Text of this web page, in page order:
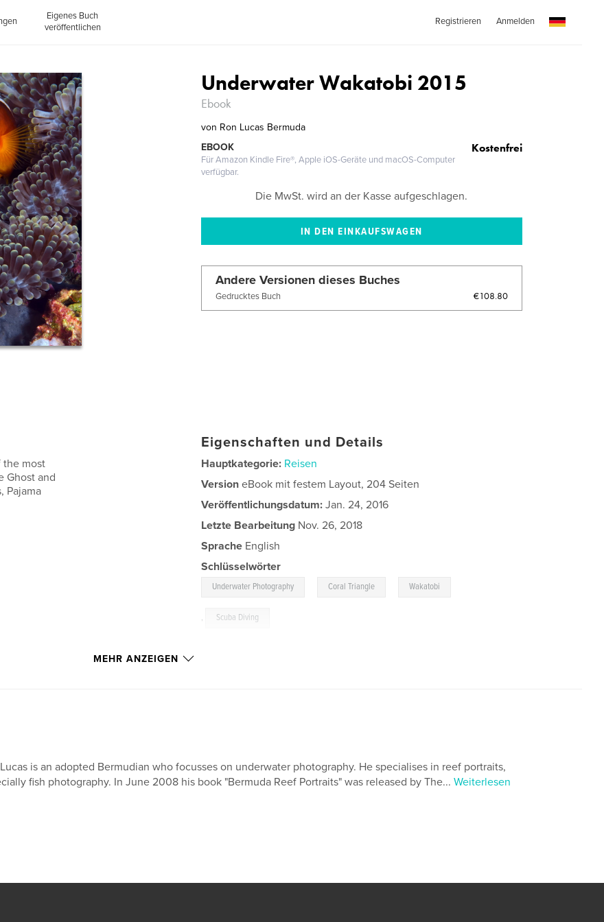
Eigenes Buch
veröffentlichen
Registrieren Anmelden
Underwater Wakatobi 2015
Ebook
von Ron Lucas Bermuda
Kostenfrei
EBOOK
Für Amazon Kindle Fire®, Apple iOS-Geräte und macOS-Computer
verfügbar.
Die MwSt. wird an der Kasse aufgeschlagen.
Andere Versionen dieses Buches
Gedrucktes Buch €108.80
the most
Ghost and
Pajama
Eigenschaften und Details
Hauptkategorie: Reisen
Version eBook mit festem Layout, 204 Seiten
Veröffentlichungsdatum: Jan. 24, 2016
Letzte Bearbeitung Nov. 26, 2018
Sprache English
Schlüsselwörter
Underwater Photography Coral Triangle Wakatobi
, Scuba Diving
MEHR ANZEIGEN
is an adopted Bermudian who focusses on underwater photography. He specialises in reef portraits,
fish photography. In June 2008 his book "Bermuda Reef Portraits" was released by The... Weiterlesen